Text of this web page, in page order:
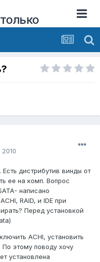
2010
дистрибутив винды от
ее на комп. Вопрос
написано
RAID, и IDE при
Перед установкой
ACHI, установить
По этому поводу хочу
установлена